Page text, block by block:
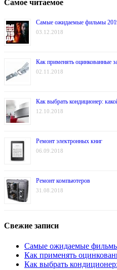
Самое читаемое
Самые ожидаемые фильмы
03.12.2018
Как применять оцинкованные
02.11.2018
Как выбрать кондиционер:
12.10.2018
Ремонт электронных книг
06.09.2018
Ремонт компьютеров
31.08.2018
Свежие записи
Самые ожидаемые
Как применять
Как выбрать